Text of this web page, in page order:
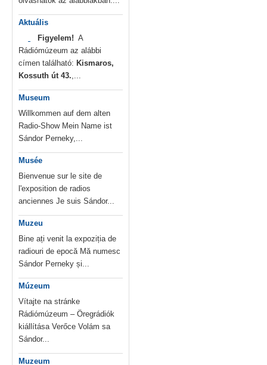
Aktuális
Figyelem! A
Rádiómúzeum az alábbi
címen található: Kismaros,
Kossuth út 43.,...
Museum
Willkommen auf dem alten
Radio-Show Mein Name ist
Sándor Perneky,...
Musée
Bienvenue sur le site de
l'exposition de radios
anciennes Je suis Sándor...
Muzeu
Bine ați venit la expoziția de
radiouri de epocă Mă numesc
Sándor Perneky și...
Múzeum
Vítajte na stránke
Rádiómúzeum – Öregrádiók
kiállítása Verőce Volám sa
Sándor...
Muzeum